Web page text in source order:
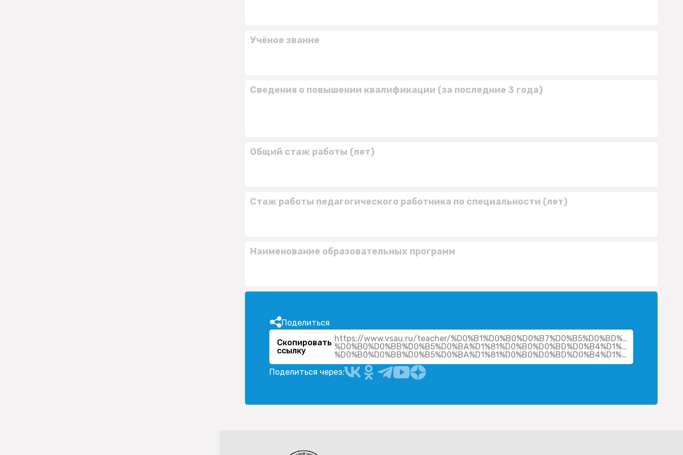
Учёное звание
Сведения о повышении квалификации (за последние 3 года)
Общий стаж работы (лет)
Стаж работы педагогического работника по специальности (лет)
Наименование образовательных программ
Поделиться
Скопировать
ссылку
https://www.vsau.ru/teacher/
%D0%B0%D0%BB%D0%B5%D0%BA%D1%81%D0%B0%D0%BD%D0%B4%D1%80%D0%B0-
%D0%B0%D0%BB%D0%B5%D0%BA%D1%81%D0%B0%D0%BD%D0%B4%D1%80%D0%BE%D0%B2%D0%BD%D0%B0/
Поделиться через: